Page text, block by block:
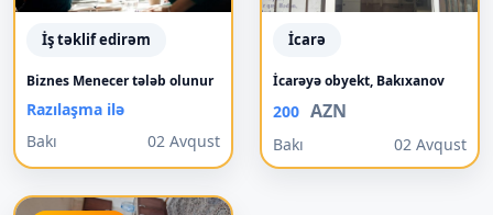
İş təklif edirəm
Biznes Menecer tələb olunur
Razılaşma ilə
Bakı
02 Avqust
İcarə
İcarəyə obyekt, Bakıxanov
200 AZN
Bakı 02 Avqust